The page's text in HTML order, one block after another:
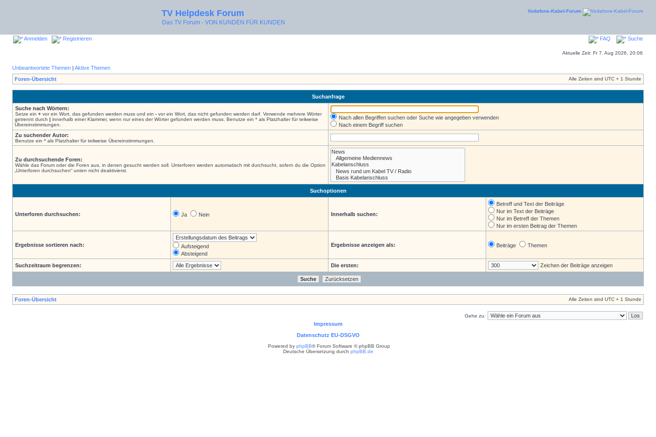
TV Helpdesk Forum
Das TV Forum - VON KUNDEN FÜR KUNDEN
Vodafone-Kabel-Forum
Anmelden Registrieren FAQ Suche
Aktuelle Zeit: Fr 7. Aug 2026, 20:06
Unbeantwortete Themen | Aktive Themen
Foren-Übersicht
Alle Zeiten sind UTC + 1 Stunde
Suchanfrage
Suche nach Wörtern:
Setze ein + vor ein Wort, das gefunden werden muss und ein - vor ein Wort, das nicht gefunden werden darf. Verwende mehrere Wörter
getrennt durch | innerhalb einer Klammer, wenn nur eines der Wörter gefunden werden muss. Benutze ein * als Platzhalter für teilweise
Übereinstimmungen.
Nach allen Begriffen suchen oder Suche wie angegeben verwenden
Nach einem Begriff suchen
Zu suchender Autor:
Benutze ein * als Platzhalter für teilweise Übereinstimmungen.
Zu durchsuchende Foren:
Wähle das Forum oder die Foren aus, in denen gesucht werden soll. Unterforen werden automatisch mit durchsucht, sofern du die Option
„Unterforen durchsuchen“ unten nicht deaktivierst.
Suchoptionen
Unterforen durchsuchen: Ja Nein Innerhalb suchen:
Betreff und Text der Beiträge
Nur im Text der Beiträge
Nur im Betreff der Themen
Nur im ersten Beitrag der Themen
Ergebnisse sortieren nach:
Aufsteigend
Absteigend
Ergebnisse anzeigen als: Beiträge Themen
Suchzeitraum begrenzen: Die ersten: Zeichen der Beiträge anzeigen
Foren-Übersicht Alle Zeiten sind UTC + 1 Stunde
Gehe zu:
Impressum
Datenschutz EU-DSGVO
Powered by phpBB® Forum Software © phpBB Group
Deutsche Übersetzung durch phpBB.de